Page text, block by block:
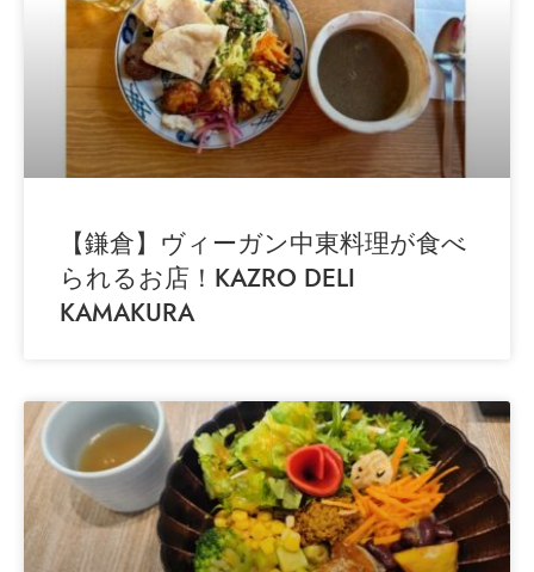
【鎌倉】ヴィーガン中東料理が食べ
られるお店！KAZRO DELI
KAMAKURA